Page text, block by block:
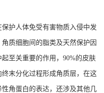
护人体免受有害物质入侵中发
质细胞间的脂类及天然保护因
至关重要的作用，90%的皮肤
末分化过程形成角质层，在这
角蛋白的表达，还涉及其他几